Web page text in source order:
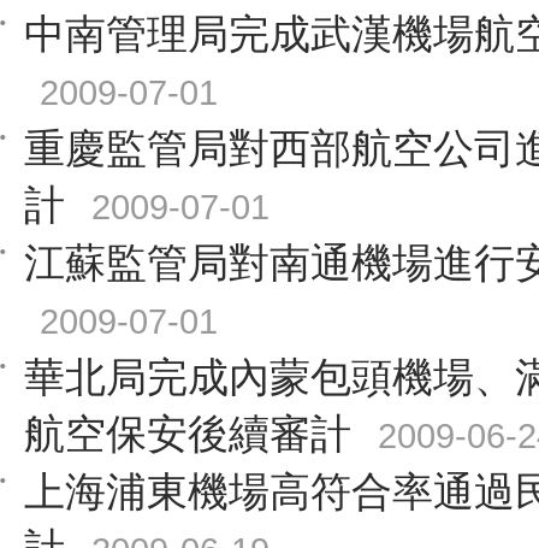
中南管理局完成武漢機場航
2009-07-01
重慶監管局對西部航空公司
計
2009-07-01
江蘇監管局對南通機場進行
2009-07-01
華北局完成內蒙包頭機場、
航空保安後續審計
2009-06-
上海浦東機場高符合率通過